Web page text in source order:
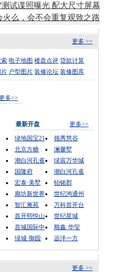
测试谍照曝光 配大尺寸屏幕
火么，会不会重复观致之路
更多 >>
索 电子地图 楼盘点评 贷款计算
片 户型图片 装修论坛 装修图库
多>>
最新开盘
更多>>
绿地国宝21
领秀慧谷
北京方糖
澜馨墅
潮白河孔雀
绿宸万华城
国隆府
潮白河孔雀
宏泰·美墅
铂铭郡
廊坊新世界
世纪鸿通州
智汇雅苑
万科首开台
首开熙悦山
世纪星城
首城国际中
顺鑫·华玺
绿城·御园
远洋一方
更多 >>